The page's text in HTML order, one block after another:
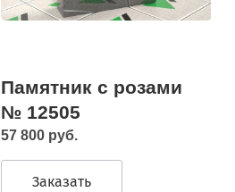
Памятник с розами
№ 12505
57 800 руб.
Заказать